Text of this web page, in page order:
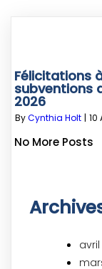
Félicitations
subventions
2026
ByCynthia Holt | 10
No More Posts